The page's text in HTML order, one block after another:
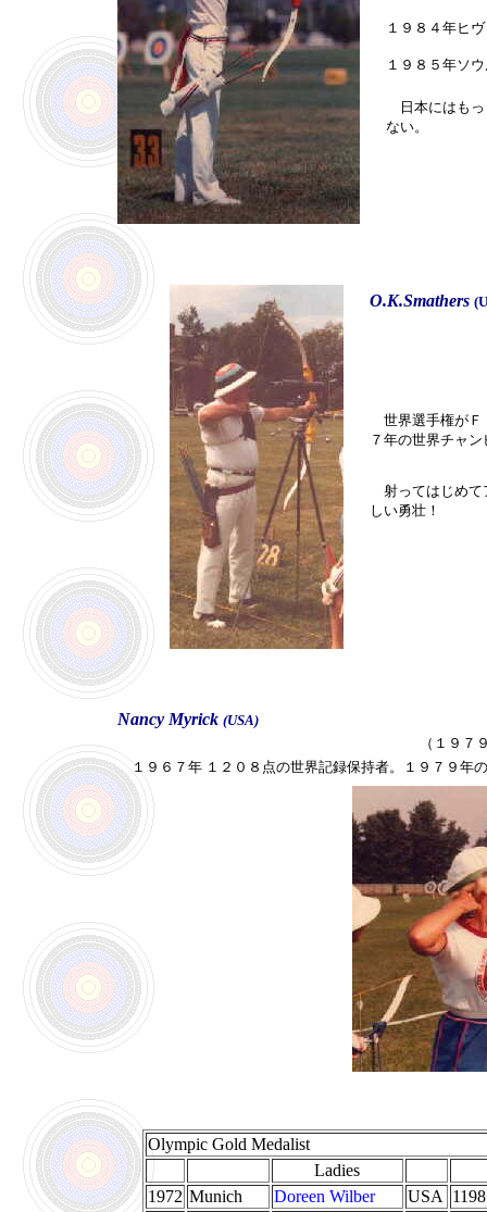
１９８４年ヒ
１９８５年ソ
日本にはもっ
ない。
O.K.Smathers
世界選手権がＦ
７年の世界チャ
射ってはじめて
しい勇壮！
Nancy Myrick (USA)
（１９７
１９６７年 １２０８点の世界記録保持者。１９７９年
Olympic Gold Medalist
Ladies
1972 Munich Doreen Wilber USA